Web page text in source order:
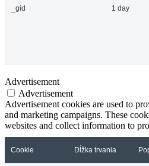
_gid 1 day
Advertisement
Advertisement
Advertisement cookies are used to
and marketing campaigns. These
websites and collect information to
Cookie Dĺžka trvania